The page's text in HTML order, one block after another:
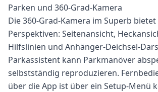
Parken und 360-Grad-Kamera
Die 360-Grad-Kamera im Superb
Perspektiven: Seitenansicht,
Hilfslinien und Anhänger-Deichsel-
Parkassistent kann Parkmanöver
selbstständig reproduzieren.
über die App ist über ein Setup-Menü